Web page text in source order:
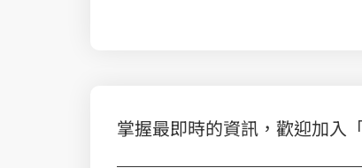
掌握最即時的資訊，歡迎加入